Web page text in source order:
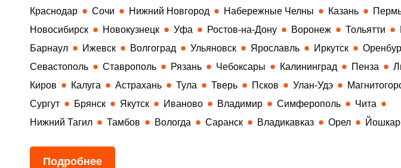
Краснодар
Сочи Нижний Новгород Набережные Челны Казань
Новосибирск
Новокузнецк Уфа Ростов-на-Дону Воронеж Тольятти
Барнаул
Ижевск Волгоград Ульяновск Ярославль Иркутск
Севастополь
Ставрополь Рязань Чебоксары Калининград Пенза
Киров
Калуга Астрахань Тула Тверь Псков Улан-Удэ
Сургут
Брянск Якутск Иваново Владимир Симферополь
Чита
Нижний Тагил
Тамбов Вологда Саранск Владикавказ Орел
Подробнее